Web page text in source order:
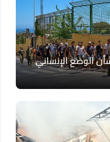
الوضع الإنساني